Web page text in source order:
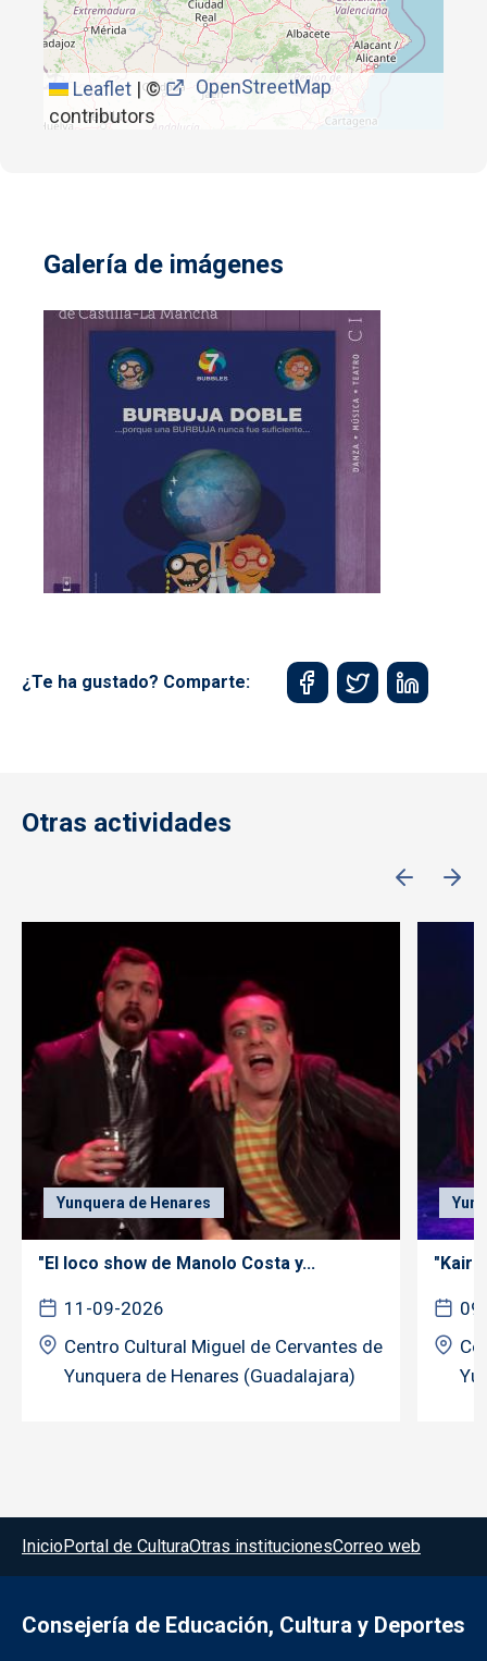
Leaflet |©
OpenStreetMap
contributors
Galería de imágenes
¿Te ha gustado? Comparte:
Otras actividades
Yunquera de Henares
"El loco show de Manolo Costa y...
11-09-2026
Centro Cultural Miguel de Cervantes de
Yunquera de Henares (Guadalajara)
Menú del pie
InicioPortal de CulturaOtras institucionesCorreo web
Consejería de Educación, Cultura y Deportes